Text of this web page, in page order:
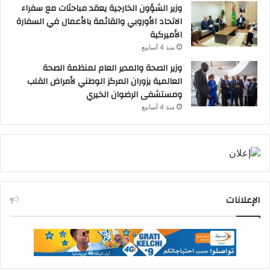
وزير الشؤون الخارجية يعقد مباحثات مع سفراء
الاتحاد الأوروبي والقائمة بالأعمال في السفارة
الأميركية
منذ 4 أسابيع
وزير الصحة والمدير العام لمنظمة الصحة
العالمية يزوران المركز الوطني لأمراض القلب
ومستشفى الرضوان الخيري
منذ 4 أسابيع
الإعلانات